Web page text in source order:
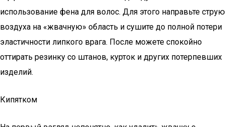
использование фена для волос. Для этого направьте струю
воздуха на «жвачную» область и сушите до полной потери
эластичности липкого врага. После можете спокойно
оттирать резинку со штанов, курток и других потерпевших
изделий.
Кипятком